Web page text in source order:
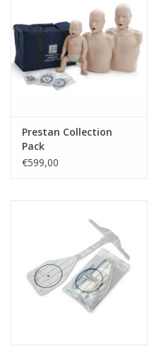
Prestan Collection
Pack
€599,00